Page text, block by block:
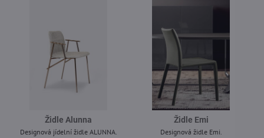
Židle Alunna
Designová jídelní židle ALUNNA.
Židle Emi
Designová židle Emi.